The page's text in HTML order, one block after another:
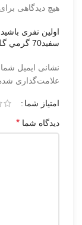
هیچ دیدگاهی
اولین نفری
سفيد70 گرمي گلستان”
نشانی ایمیل
علامت‌گذاری
امتیاز شما
دیدگاه شما *